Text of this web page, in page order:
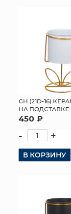
СН (21D-16)
НА
450 ₽
- +
В КОРЗИНУ